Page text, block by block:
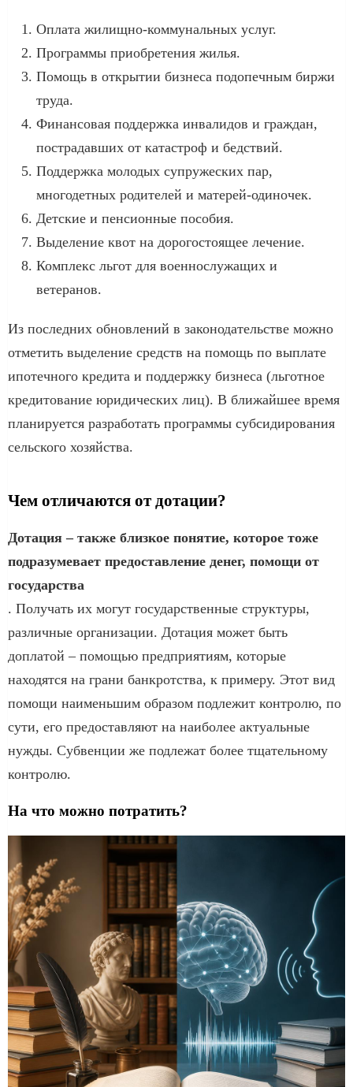
Оплата жилищно-коммунальных услуг.
Программы приобретения жилья.
Помощь в открытии бизнеса подопечным биржи
труда.
Финансовая поддержка инвалидов и граждан,
пострадавших от катастроф и бедствий.
Поддержка молодых супружеских пар,
многодетных родителей и матерей-одиночек.
Детские и пенсионные пособия.
Выделение квот на дорогостоящее лечение.
Комплекс льгот для военнослужащих и
ветеранов.
Из последних обновлений в законодательстве можно
отметить выделение средств на помощь по выплате
ипотечного кредита и поддержку бизнеса (льготное
кредитование юридических лиц). В ближайшее время
планируется разработать программы субсидирования
сельского хозяйства.
Чем отличаются от дотации?
Дотация – также близкое понятие, которое тоже
подразумевает предоставление денег, помощи от
государства
. Получать их могут государственные структуры,
различные организации. Дотация может быть
доплатой – помощью предприятиям, которые
находятся на грани банкротства, к примеру. Этот вид
помощи наименьшим образом подлежит контролю, по
сути, его предоставляют на наиболее актуальные
нужды. Субвенции же подлежат более тщательному
контролю.
На что можно потратить?